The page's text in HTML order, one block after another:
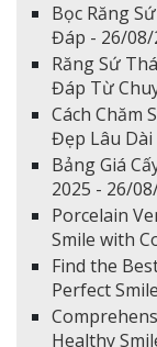
Bọc Răng
Đáp - 26/08/
Răng Sứ
Đáp Từ
Cách Chăm
Đẹp Lâu Dài
Bảng Giá
2025 - 26/
Porcelain
Smile with
Find the
Perfect
Healthy